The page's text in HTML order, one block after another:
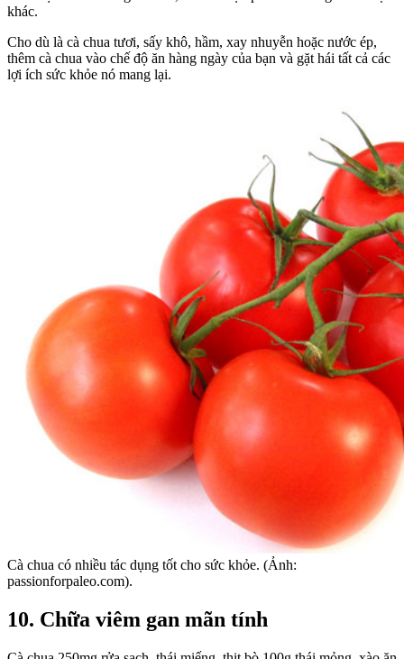
khác.
Cho dù là cà chua tươi, sấy khô, hầm, xay nhuyễn hoặc nước ép,
thêm cà chua vào chế độ ăn hàng ngày của bạn và gặt hái tất cả các
lợi ích sức khỏe nó mang lại.
Cà chua có nhiều tác dụng tốt cho sức khỏe. (Ảnh:
passionforpaleo.com).
10. Chữa viêm gan mãn tính